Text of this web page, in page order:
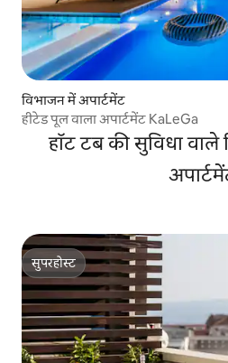
विभाजन में अपार्टमेंट
हीटेड पूल वाला अपार्टमेंट KaLeGa
हॉट टब की सुविधा वाले
सुपरहोस्ट
सुपरहोस्ट